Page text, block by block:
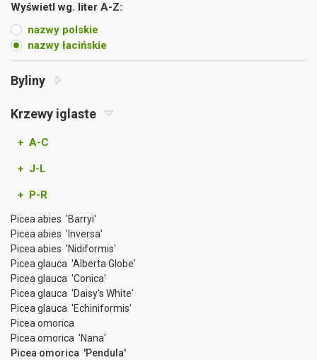
Wyświetl wg. liter A-Z:
nazwy polskie
nazwy łacińskie
Byliny
Krzewy iglaste
+ A-C
+ J-L
+ P-R
Picea abies 'Barryi'
Picea abies 'Inversa'
Picea abies 'Nidiformis'
Picea glauca 'Alberta Globe'
Picea glauca 'Conica'
Picea glauca 'Daisy's White'
Picea glauca 'Echiniformis'
Picea omorica
Picea omorica 'Nana'
Picea omorica 'Pendula'